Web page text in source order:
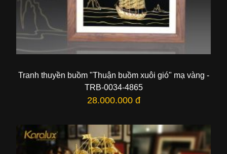
Tranh thuyền buồm "Thuận buồm xuôi gió" mạ vàng -
TRB-0034-4865
28.000.000 đ